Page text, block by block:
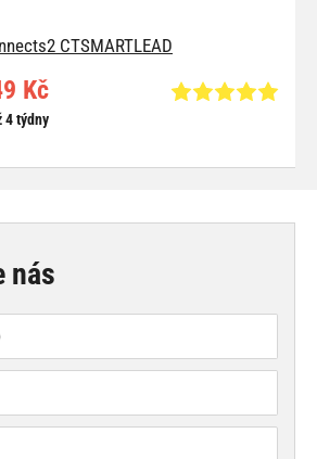
CTSMARTLEAD
Kč
4 týdny
nás